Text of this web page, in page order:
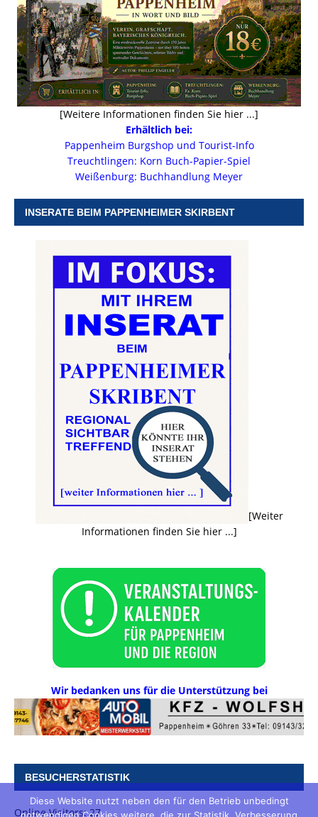
[Weitere Informationen finden Sie hier ...]
Erhältlich bei:
Pappenheim Burgshop und Tourist-Info
Treuchtlingen: Korn Buch-Papier-Spiel
Weißenburg: Buchhandlung Meyer
INSERATE BEIM PAPPENHEIMER SKIRBENT
[Weiter
Informationen finden Sie hier ...]
Wir bedanken uns für die Unterstützung bei
BESUCHERSTATISTIK
Online Visitors:27
Diese Website nutzt neben den für den Betrieb unbedingt